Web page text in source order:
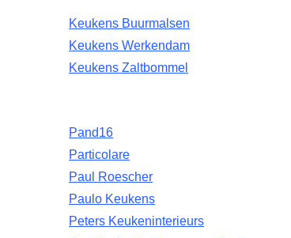
Keukens Buurmalsen
Keukens Werkendam
Keukens Zaltbommel
Pand16
Particolare
Paul Roescher
Paulo Keukens
Peters Keukeninterieurs